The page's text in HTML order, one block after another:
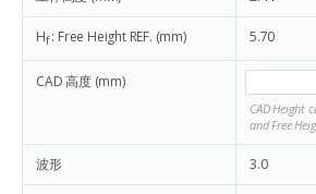
Hf: Free Height REF. (mm) 5.70
CAD 高度 (mm)
CAD Height
and Free
波形 3.0